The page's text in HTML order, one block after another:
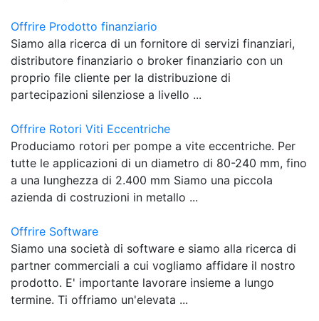
Offrire Prodotto finanziario
Siamo alla ricerca di un fornitore di servizi finanziari,
distributore finanziario o broker finanziario con un
proprio file cliente per la distribuzione di
partecipazioni silenziose a livello ...
Offrire Rotori Viti Eccentriche
Produciamo rotori per pompe a vite eccentriche. Per
tutte le applicazioni di un diametro di 80-240 mm, fino
a una lunghezza di 2.400 mm Siamo una piccola
azienda di costruzioni in metallo ...
Offrire Software
Siamo una società di software e siamo alla ricerca di
partner commerciali a cui vogliamo affidare il nostro
prodotto. E' importante lavorare insieme a lungo
termine. Ti offriamo un'elevata ...